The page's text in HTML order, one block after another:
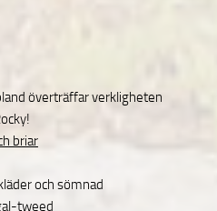
överträffar verkligheten
briar
och sömnad
tweed